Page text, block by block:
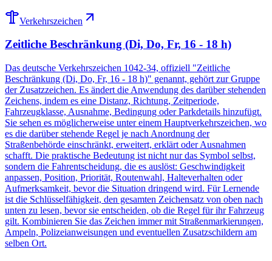
Verkehrszeichen
Zeitliche Beschränkung (Di, Do, Fr, 16 - 18 h)
Das deutsche Verkehrszeichen 1042-34, offiziell "Zeitliche
Beschränkung (Di, Do, Fr, 16 - 18 h)" genannt, gehört zur Gruppe
der Zusatzzeichen. Es ändert die Anwendung des darüber stehenden
Zeichens, indem es eine Distanz, Richtung, Zeitperiode,
Fahrzeugklasse, Ausnahme, Bedingung oder Parkdetails hinzufügt.
Sie sehen es möglicherweise unter einem Hauptverkehrszeichen, wo
es die darüber stehende Regel je nach Anordnung der
Straßenbehörde einschränkt, erweitert, erklärt oder Ausnahmen
schafft. Die praktische Bedeutung ist nicht nur das Symbol selbst,
sondern die Fahr­ent­scheidung, die es auslöst: Geschwindigkeit
anpassen, Position, Priorität, Routenwahl, Halte­verhalten oder
Aufmerksamkeit, bevor die Situation dringend wird. Für Lernende
ist die Schlüssel­fähigkeit, den gesamten Zeichensatz von oben nach
unten zu lesen, bevor sie entscheiden, ob die Regel für ihr Fahrzeug
gilt. Kombinieren Sie das Zeichen immer mit Straßen­markierungen,
Ampeln, Polizei­anweisungen und eventuellen Zusatzschildern am
selben Ort.